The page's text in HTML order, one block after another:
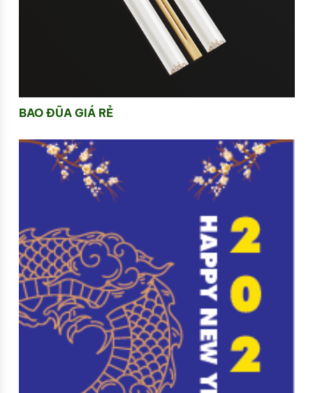
BAO ĐŨA GIÁ RẺ